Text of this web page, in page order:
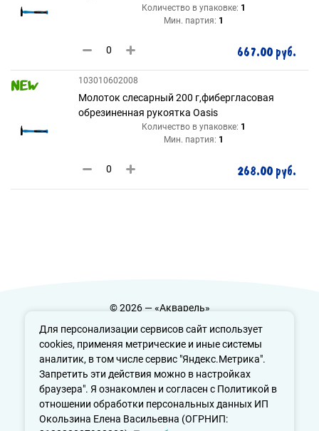
Для персонализации сервисов сайт использует
cookies, применяя метрические и иные системы
аналитик, в том числе сервис "Яндекс.Метрика".
Запретить эти действия можно в настройках
браузера". Я ознакомлен и согласен с Политикой в
отношении обработки персональных данных ИП
Окользина Елена Васильевна (ОГРНИП:
Количество в упаковке: 1
Мин. партия: 1
667.00 руб.
103010602008
Молоток слесарный 200 г,фибергласовая
обрезиненная рукоятка Oasis
Количество в упаковке: 1
Мин. партия: 1
268.00 руб.
© 2026 — «Акварель»
Политика конфиденциальности